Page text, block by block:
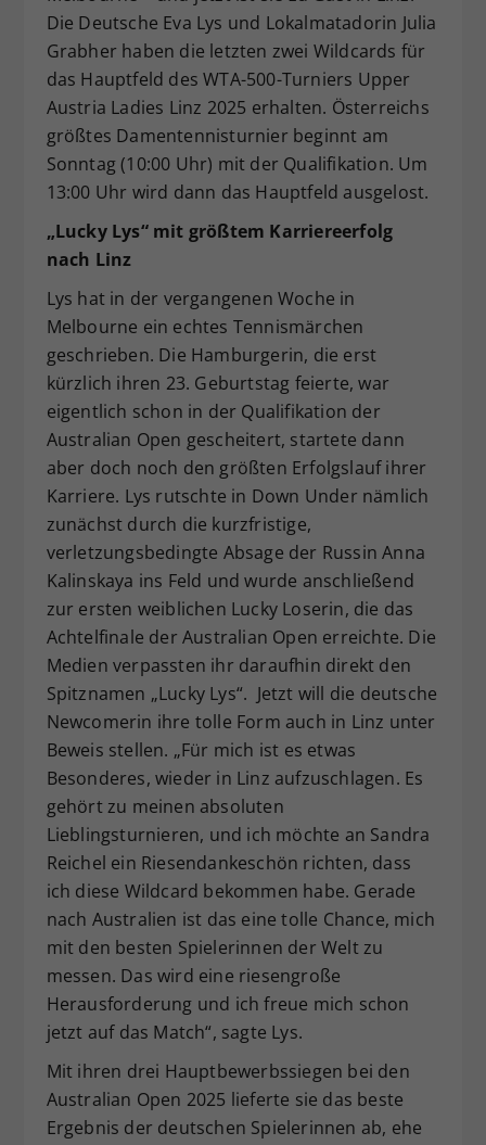
Die Deutsche Eva Lys und Lokalmatadorin Julia
Grabher haben die letzten zwei Wildcards für
das Hauptfeld des WTA-500-Turniers Upper
Austria Ladies Linz 2025 erhalten. Österreichs
größtes Damentennisturnier beginnt am
Sonntag (10:00 Uhr) mit der Qualifikation. Um
13:00 Uhr wird dann das Hauptfeld ausgelost.
„Lucky Lys“ mit größtem Karriereerfolg
nach Linz
Lys hat in der vergangenen Woche in
Melbourne ein echtes Tennismärchen
geschrieben. Die Hamburgerin, die erst
kürzlich ihren 23. Geburtstag feierte, war
eigentlich schon in der Qualifikation der
Australian Open gescheitert, startete dann
aber doch noch den größten Erfolgslauf ihrer
Karriere. Lys rutschte in Down Under nämlich
zunächst durch die kurzfristige,
verletzungsbedingte Absage der Russin Anna
Kalinskaya ins Feld und wurde anschließend
zur ersten weiblichen Lucky Loserin, die das
Achtelfinale der Australian Open erreichte. Die
Medien verpassten ihr daraufhin direkt den
Spitznamen „Lucky Lys“. Jetzt will die deutsche
Newcomerin ihre tolle Form auch in Linz unter
Beweis stellen. „Für mich ist es etwas
Besonderes, wieder in Linz aufzuschlagen. Es
gehört zu meinen absoluten
Lieblingsturnieren, und ich möchte an Sandra
Reichel ein Riesendankeschön richten, dass
ich diese Wildcard bekommen habe. Gerade
nach Australien ist das eine tolle Chance, mich
mit den besten Spielerinnen der Welt zu
messen. Das wird eine riesengroße
Herausforderung und ich freue mich schon
jetzt auf das Match“, sagte Lys.
Mit ihren drei Hauptbewerbssiegen bei den
Australian Open 2025 lieferte sie das beste
Ergebnis der deutschen Spielerinnen ab, ehe
Zweck
Dieser Wert speichert Ihre Consent-
Einstellungen. Unter anderem eine
zufällig generierte ID, für die
historische Speicherung Ihrer
Webseiten-Betreiber dies eingestellt
hat.